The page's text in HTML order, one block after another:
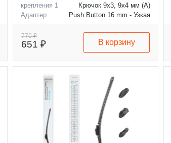
крепления 1
Крючок 9x3, 9x4 мм (A)
Адаптер
Push Button 16 mm - Узкая
770 ₽
651 ₽ В корзину